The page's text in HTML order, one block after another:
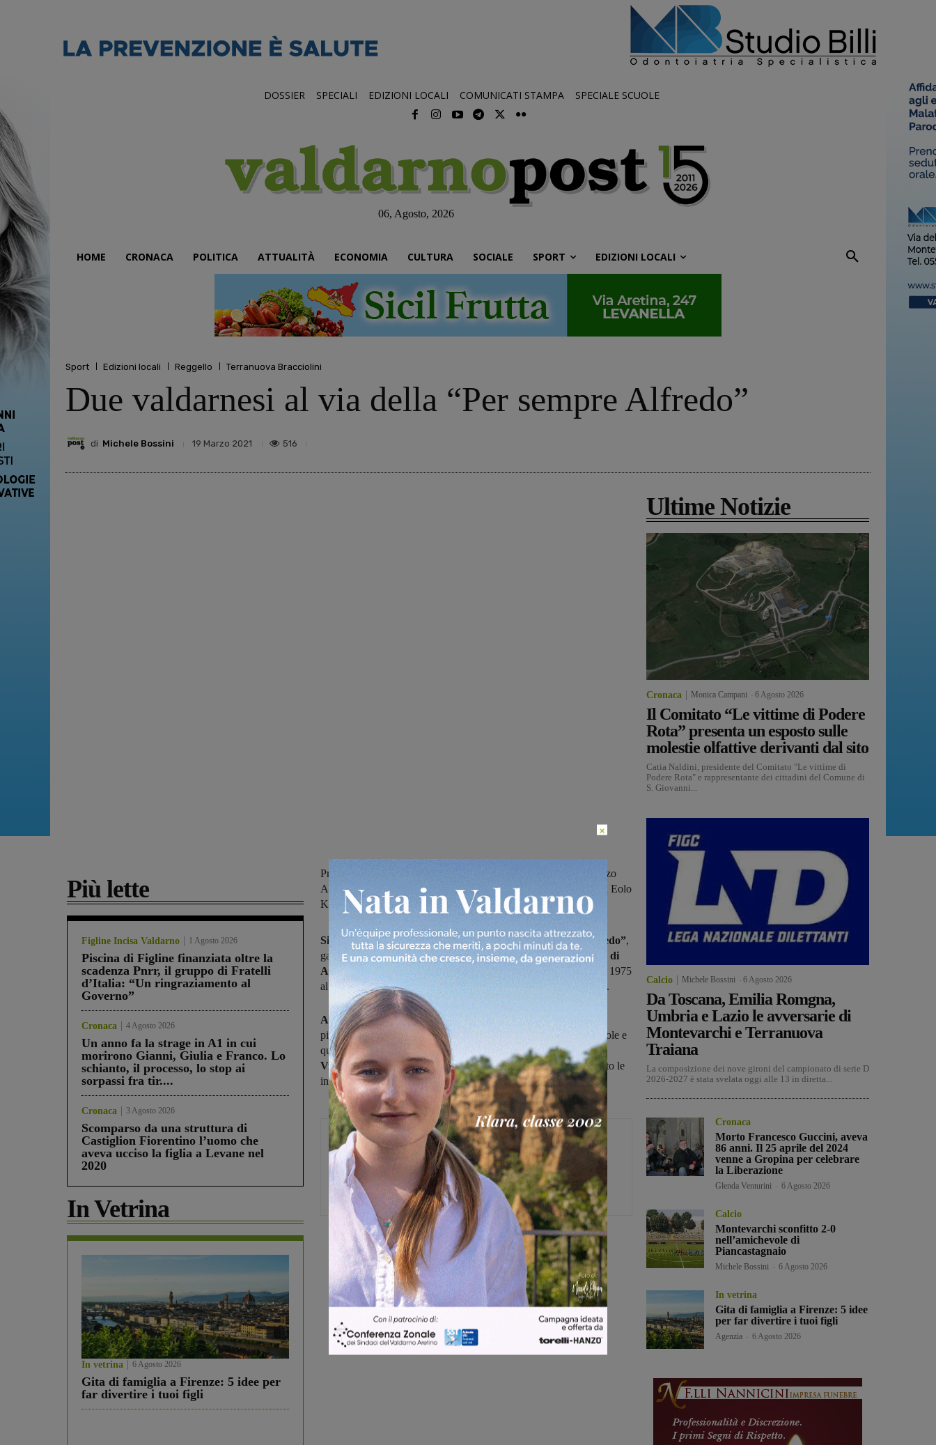
DOSSIER SPECIALI EDIZIONI LOCALI COMUNICATI STAMPA SPECIALE SCUOLE
06, Agosto, 2026
HOME CRONACA POLITICA ATTUALITÀ ECONOMIA CULTURA SOCIALE SPORT EDIZIONI LOCALI
Sport Edizioni locali Reggello Terranuova Bracciolini
Due valdarnesi al via della “Per sempre Alfredo”
di Michele Bossini 19 Marzo 2021 516
Più lette
Figline Incisa Valdarno 1 Agosto 2026
Piscina di Figline finanziata oltre la
scadenza Pnrr, il gruppo di Fratelli
d’Italia: “Un ringraziamento al
Governo”
Cronaca 4 Agosto 2026
Un anno fa la strage in A1 in cui
morirono Gianni, Giulia e Franco. Lo
schianto, il processo, lo stop ai
sorpassi fra tir....
Cronaca 3 Agosto 2026
Scomparso da una struttura di
Castiglion Fiorentino l’uomo che
aveva ucciso la figlia a Levane nel
2020
In Vetrina
In vetrina 6 Agosto 2026
Gita di famiglia a Firenze: 5 idee per
far divertire i tuoi figli
Prenderanno parte alla corsa in ricordo di Alfredo Martini Vincenzo
Albanese e Gabriele Benedetti, che gareggiano sotto le insegne di Eolo
Kometa e Zalf
Si disputerà domenica la prima edizione di “Per sempre Alfredo”,
gara che, nell’anno del centenario della nascita,ricorda la figura di
Alfredo Martini,storico commissario tecnico della nazionale dal 1975
al 1997 vincitore di sei titoli mondiali e morto nel 2014 a 83 anni.
Al via della gara,centosessantadue chilometri con partenza da
piazzale Michelangelo poi un primo tratto collinare intorno a Fiesole e
quattro giri di un circuito tra Settimello e Sesto Fiorentino,
sia
Vincenzo Albanese che Gabriele Benedetti,che gareggiano sotto le
insegne di Eolo Kometa e Zalf.
Michele Bossini
Share
Ultime Notizie
Cronaca Monica Campani 6 Agosto 2026
Il Comitato “Le vittime di Podere
Rota” presenta un esposto sulle
molestie olfattive derivanti dal sito
Catia Naldini, presidente del Comitato "Le vittime di
Podere Rota" e rappresentante dei cittadini del Comune di
S. Giovanni...
Calcio Michele Bossini 6 Agosto 2026
Da Toscana, Emilia Romgna,
Umbria e Lazio le avversarie di
Montevarchi e Terranuova
Traiana
La composizione dei nove gironi del campionato di serie D
2026-2027 è stata svelata oggi alle 13 in diretta...
Cronaca
Morto Francesco Guccini, aveva
86 anni. Il 25 aprile del 2024
venne a Gropina per celebrare
la Liberazione
Glenda Venturini 6 Agosto 2026
Calcio
Montevarchi sconfitto 2-0
nell’amichevole di
Piancastagnaio
Michele Bossini 6 Agosto 2026
In vetrina
Gita di famiglia a Firenze: 5 idee
per far divertire i tuoi figli
Agenzia 6 Agosto 2026
×